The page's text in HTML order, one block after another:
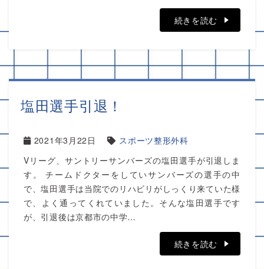
続きを読む
塩田選手引退！
2021年3月22日
スポーツ整形外科
Vリーグ、サントリーサンバーズの塩田選手が引退しま
す。 チームドクターをしていサンバーズの選手の中
で、塩田選手は当院でのリハビリがしっくり来ていた様
で、よく通ってくれていました。そんな塩田選手です
が、引退後は京都市の中学…
続きを読む